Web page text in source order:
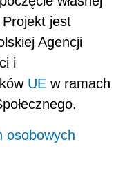
Projekt jest
Agencji
i
UEw ramach
osobowych